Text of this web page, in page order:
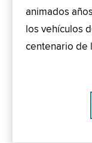
animados
los vehículos
centenario de